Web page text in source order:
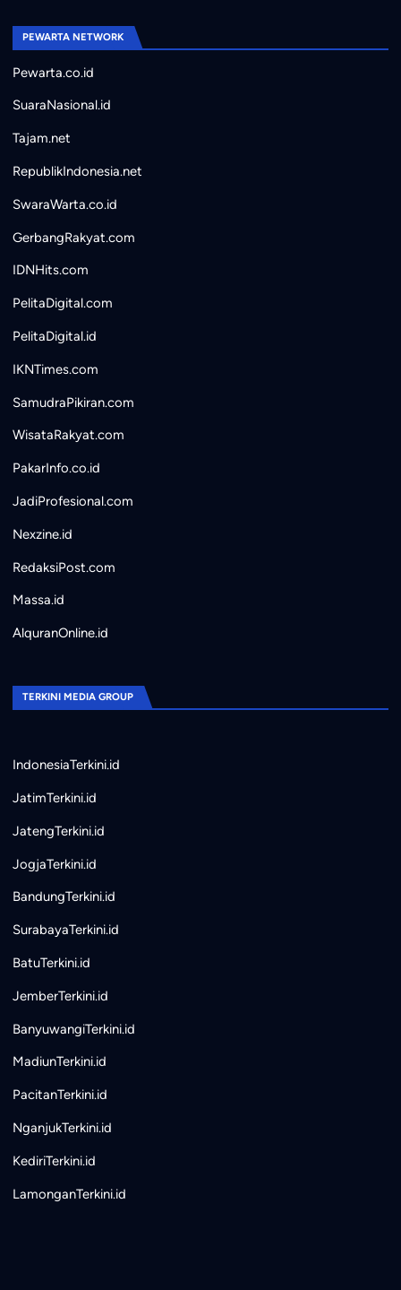
PEWARTA NETWORK
Pewarta.co.id
SuaraNasional.id
Tajam.net
RepublikIndonesia.net
SwaraWarta.co.id
GerbangRakyat.com
IDNHits.com
PelitaDigital.com
PelitaDigital.id
IKNTimes.com
SamudraPikiran.com
WisataRakyat.com
PakarInfo.co.id
JadiProfesional.com
Nexzine.id
RedaksiPost.com
Massa.id
AlquranOnline.id
TERKINI MEDIA GROUP
IndonesiaTerkini.id
JatimTerkini.id
JatengTerkini.id
JogjaTerkini.id
BandungTerkini.id
SurabayaTerkini.id
BatuTerkini.id
JemberTerkini.id
BanyuwangiTerkini.id
MadiunTerkini.id
PacitanTerkini.id
NganjukTerkini.id
KediriTerkini.id
LamonganTerkini.id